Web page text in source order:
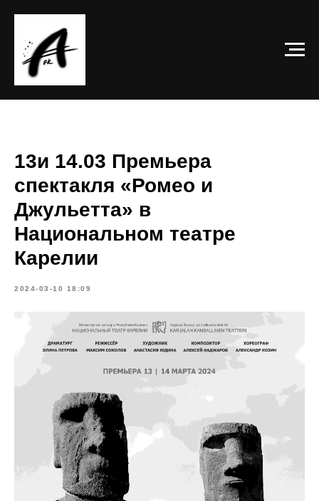
13и 14.03 Премьера
спектакля «Ромео и
Джульетта» в
Национальном театре
Карелии
2024-03-10 18:09